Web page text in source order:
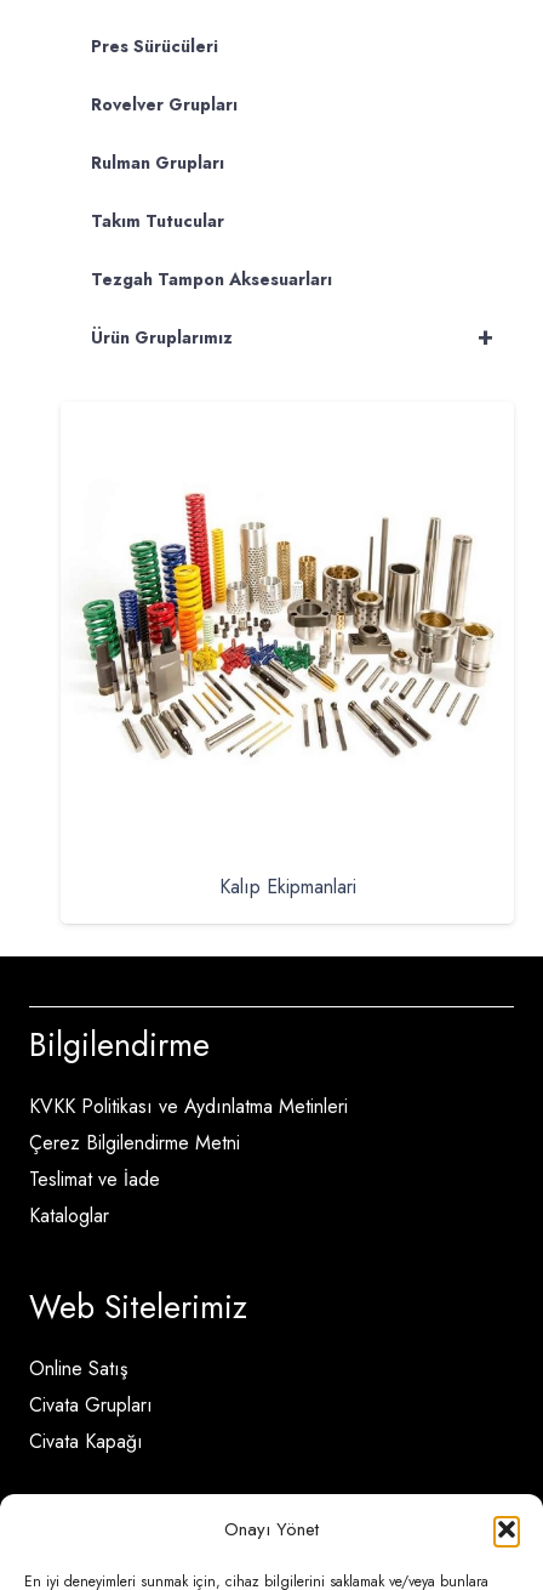
Onayı Yönet
En iyi deneyimleri sunmak için, cihaz bilgilerini saklamak ve/veya bunlara
Pres Sürücüleri
Rovelver Grupları
Rulman Grupları
Takım Tutucular
Tezgah Tampon Aksesuarları
+
Ürün Gruplarımız
Kalıp Ekipmanlari
Bilgilendirme
KVKK Politikası ve Aydınlatma Metinleri
Çerez Bilgilendirme Metni
Teslimat ve İade
Kataloglar
Web Sitelerimiz
Online Satış
Civata Grupları
Civata Kapağı
İletişim Detayları